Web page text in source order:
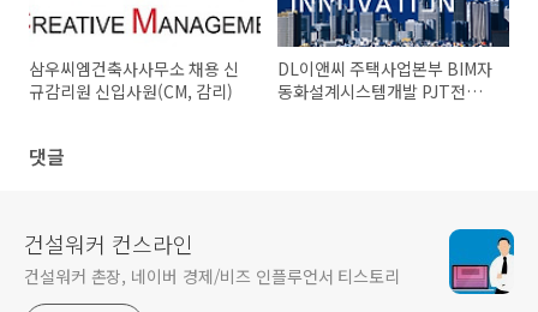
삼우씨엠건축사사무소 채용 신
규감리원 신입사원(CM, 감리)
DL이앤씨 주택사업본부 BIM자
동화설계시스템개발 PJT전문직
댓글
건설워커 컨스라인
건설워커 촌장, 네이버 경제/비즈 인플루언서 티스토리